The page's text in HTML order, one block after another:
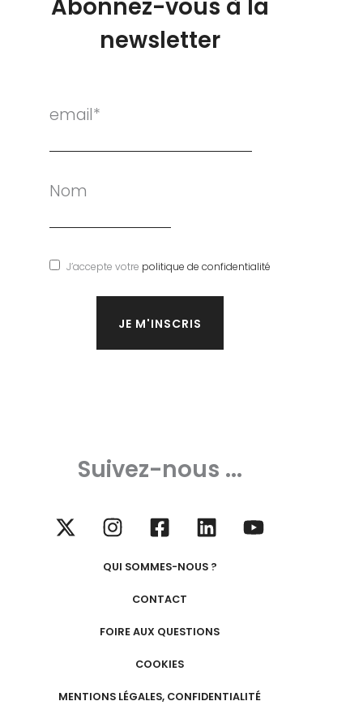
Abonnez-vous à la
newsletter
email*
Nom
J’accepte votre politique de confidentialité
Suivez-nous ...
QUI SOMMES-NOUS ?
CONTACT
FOIRE AUX QUESTIONS
COOKIES
MENTIONS LÉGALES, CONFIDENTIALITÉ